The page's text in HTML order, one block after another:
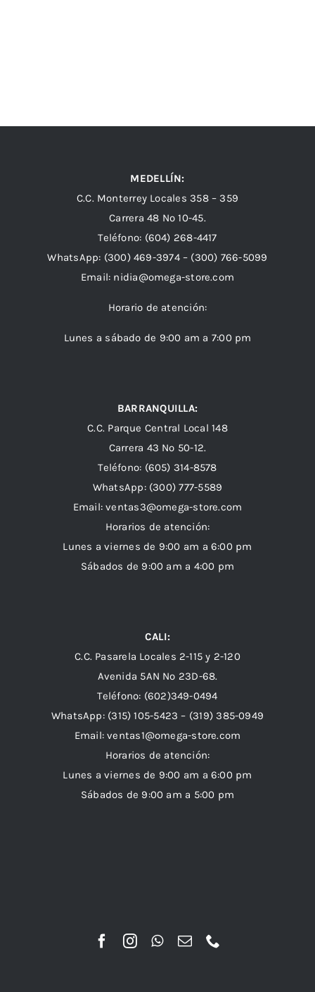
MEDELLÍN:
C.C. Monterrey Locales 358 – 359
Carrera 48 Nº 10-45.
Teléfono: (604) 268-4417
WhatsApp: (300) 469-3974 – (300) 766-5099
Email: nidia@omega-store.com
Horario de atención:
Lunes a sábado de 9:00 am a 7:00 pm
BARRANQUILLA:
C.C. Parque Central Local 148
Carrera 43 Nº 50-12.
Teléfono: (605) 314-8578
WhatsApp: (300) 777-5589
Email: ventas3@omega-store.com
Horarios de atención:
Lunes a viernes de 9:00 am a 6:00 pm
Sábados de 9:00 am a 4:00 pm
CALI:
C.C. Pasarela Locales 2-115 y 2-120
Avenida 5AN Nº 23D-68.
Teléfono: (602)349-0494
WhatsApp: (315) 105-5423 – (319) 385-0949
Email:ventas1@omega-store.com
Horarios de atención:
Lunes a viernes de 9:00 am a 6:00 pm
Sábados de 9:00 am a 5:00 pm